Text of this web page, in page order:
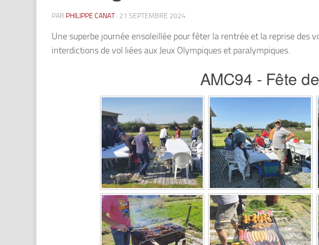
PAR PHILIPPE CANAT · 21 SEPTEMBRE 2024
Une superbe journée ensoleillée pour fêter la rentrée et la reprise des
interdictions de vol liées aux Jeux Olympiques et paralympiques.
AMC94 - Fête